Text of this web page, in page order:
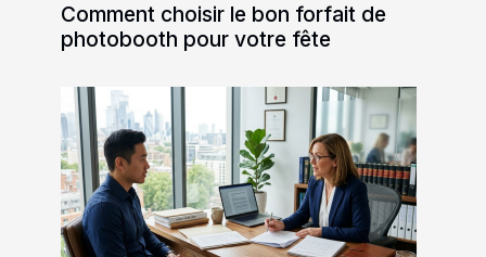
Comment choisir le bon forfait de
photobooth pour votre fête